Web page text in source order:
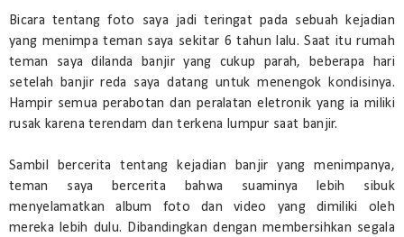
Bicara tentang foto saya jadi teringat pada sebuah kejadian
yang menimpa teman saya sekitar 6 tahun lalu. Saat itu rumah
teman saya dilanda banjir yang cukup parah, beberapa hari
setelah banjir reda saya datang untuk menengok kondisinya.
Hampir semua perabotan dan peralatan eletronik yang ia miliki
rusak karena terendam dan terkena lumpur saat banjir.
Sambil bercerita tentang kejadian banjir yang menimpanya,
teman saya bercerita bahwa suaminya lebih sibuk
menyelamatkan album foto dan video yang dimiliki oleh
mereka lebih dulu. Dibandingkan dengan membersihkan segala